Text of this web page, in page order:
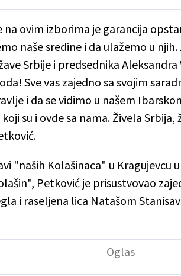
ovim izborima je garancija
naše sredine i da ulažemo u
Srbije i predsednika Aleksandra
Sve vas zajedno sa svojim
i da se vidimo u našem
su i ovde sa nama. Živela
"naših Kolašinaca" u Kragujevcu
Petković je prisustvovao
i raseljena lica Natašom